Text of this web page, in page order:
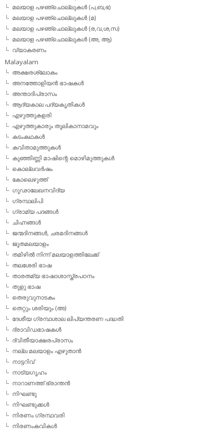
മലയാള പഴഞ്ചൊല്ലുകള്‍ (പ,ബ,ഭ)
മലയാള പഴഞ്ചൊല്ലുകള്‍ (മ)
മലയാള പഴഞ്ചൊല്ലുകള്‍ (ര,വ,ശ,സ)
മലയാള പഴഞ്ചൊല്ലുകൾ (അ, ആ)
വ്യാകരണം
Malayalam
അക്ഷരശ്ലോകം
അനത്തോളിയന്‍ ഭാഷകള്‍
അന്താദിപ്രാസം
ആദ്യകാല പദ്യകൃതികള്‍
എഴുത്തുകളരി
എഴുത്തുകാരും തൂലികാനാമവും
കടംകഥകള്‍
കവിതാമുത്തുകള്‍
കുഞ്ഞിണ്ണി മാഷിന്റെ മൊഴിമുത്തുകള്‍
കൊല്ലവര്‍ഷം
കോലെഴുത്ത്
ഗൂഢാലേഖനവിദ്യ
ഗ്രന്ഥലിപി
ഗ്രാമ്യ പദങ്ങള്‍
ചിഹ്നങ്ങള്‍
ജന്മദിനങ്ങള്‍, ചരമദിനങ്ങള്‍
ജൂതമലയാളം
തമിഴില്‍ നിന്ന് മലയാളത്തിലേക്ക്
തലശേരി ഭാഷ
താരതമ്യ ഭാഷാശാസ്ത്രപഠനം
തുളു ഭാഷ
തെരുവുനാടകം
തെറ്റും ശരിയും (അ)
ദേശീയ ഗ്രന്ഥശാല ലിപ്യന്തരണ പദ്ധതി
ദ്രാവിഡഭാഷകള്‍
ദ്വിതീയാക്ഷരപ്രാസം
നല്ല മലയാളം എഴുതാന്‍
നാട്ടറിവ്
നാട്യഗൃഹം
നാറാണത്ത് ഭ്രാന്തന്‍
നിഘണ്ടു
നിഘണ്ടുക്കള്‍
നിരണം ഗ്രന്ഥവരി
നിരണംകവികള്‍